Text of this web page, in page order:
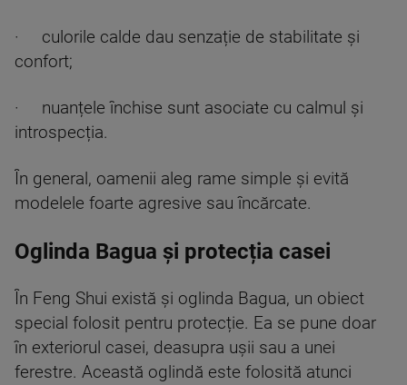
· culorile calde dau senzație de stabilitate și
confort;
· nuanțele închise sunt asociate cu calmul și
introspecția.
În general, oamenii aleg rame simple și evită
modelele foarte agresive sau încărcate.
Oglinda Bagua și protecția casei
În Feng Shui există și oglinda Bagua, un obiect
special folosit pentru protecție. Ea se pune doar
în exteriorul casei, deasupra ușii sau a unei
ferestre. Această oglindă este folosită atunci